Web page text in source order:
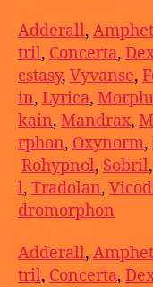
Adderall,
tril, Concerta,
cstasy, Vyvanse,
in, Lyrica,
kain, Mandrax,
rphon, Oxynorm,
Rohypnol, Sobril,
l, Tradolan,
dromorphon
Adderall,
tril, Concerta,